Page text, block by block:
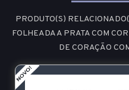
PRODUTO(S)
FOLHEADA A PRATA COM
DE CORAÇÃO